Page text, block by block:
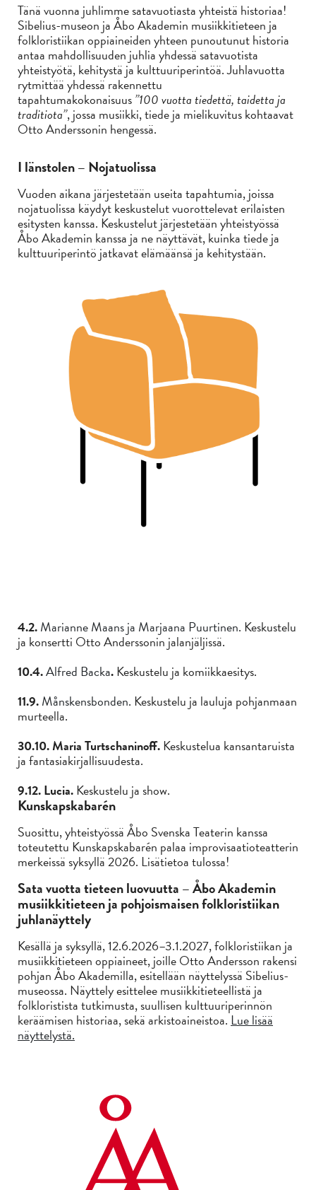
Tänä vuonna juhlimme satavuotiasta yhteistä historiaa!
Sibelius-museon ja Åbo Akademin musiikkitieteen ja
folkloristiikan oppiaineiden yhteen punoutunut historia
antaa mahdollisuuden juhlia yhdessä satavuotista
yhteistyötä, kehitystä ja kulttuuriperintöä. Juhlavuotta
rytmittää yhdessä rakennettu
tapahtumakokonaisuus”100 vuotta tiedettä, taidetta ja
traditiota”, jossa musiikki, tiede ja mielikuvitus kohtaavat
Otto Anderssonin hengessä.
I länstolen – Nojatuolissa
Vuoden aikana järjestetään useita tapahtumia, joissa
nojatuolissa käydyt keskustelut vuorottelevat erilaisten
esitysten kanssa. Keskustelut järjestetään yhteistyössä
Åbo Akademin kanssa ja ne näyttävät, kuinka tiede ja
kulttuuriperintö jatkavat elämäänsä ja kehitystään.
4.2.Marianne Maans ja Marjaana Puurtinen. Keskustelu
ja konsertti Otto Anderssonin jalanjäljissä.
10.4.Alfred Backa.Keskustelu ja komiikkaesitys.
11.9.Månskensbonden. Keskustelu ja lauluja pohjanmaan
murteella.
30.10. Maria Turtschaninoff.Keskustelua kansantaruista
ja fantasiakirjallisuudesta.
9.12. Lucia.Keskustelu ja show.
Kunskapskabarén
Suosittu, yhteistyössä Åbo Svenska Teaterin kanssa
toteutettu Kunskapskabarén palaa improvisaatioteatterin
merkeissä syksyllä 2026. Lisätietoa tulossa!
Sata vuotta tieteen luovuutta – Åbo Akademin
musiikkitieteen ja pohjoismaisen folkloristiikan
juhlanäyttely
Kesällä ja syksyllä, 12.6.2026–3.1.2027, folkloristiikan ja
musiikkitieteen oppiaineet, joille Otto Andersson rakensi
pohjan Åbo Akademilla, esitellään näyttelyssä Sibelius-
museossa. Näyttely esittelee musiikkitieteellistä ja
folkloristista tutkimusta, suullisen kulttuuriperinnön
keräämisen historiaa, sekä arkistoaineistoa. Lue lisää
näyttelystä.